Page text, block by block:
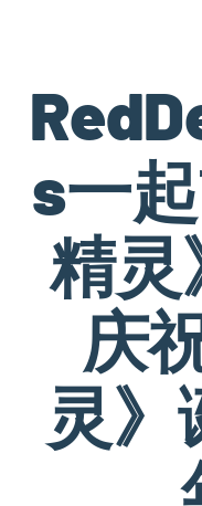
s一
精灵
庆
灵》